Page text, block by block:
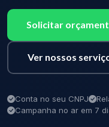
Solicitar
Ver nossos
Conta no seu CNPJ
Campanha no ar em 7